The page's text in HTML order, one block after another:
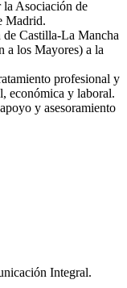
Asociación de
Madrid.
Castilla-La Mancha
a los Mayores) a la
profesional y
económica y laboral.
y asesoramiento
Integral.